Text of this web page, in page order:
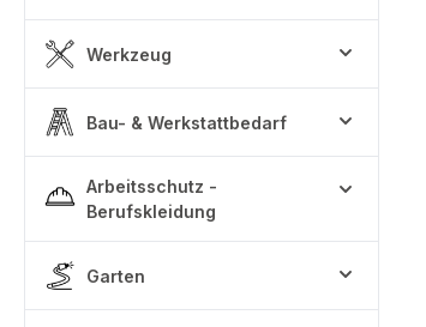
Werkzeug
Bau- & Werkstattbedarf
Arbeitsschutz -
Berufskleidung
Garten